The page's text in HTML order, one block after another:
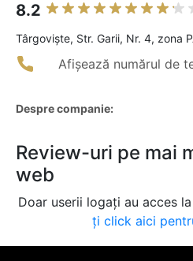
8.2
Târgovişte, Str. Garii, Nr. 4, zona
Afișează numărul de
Despre companie:
Review-uri pe mai
web
Doar userii logați au acces
ți click aici